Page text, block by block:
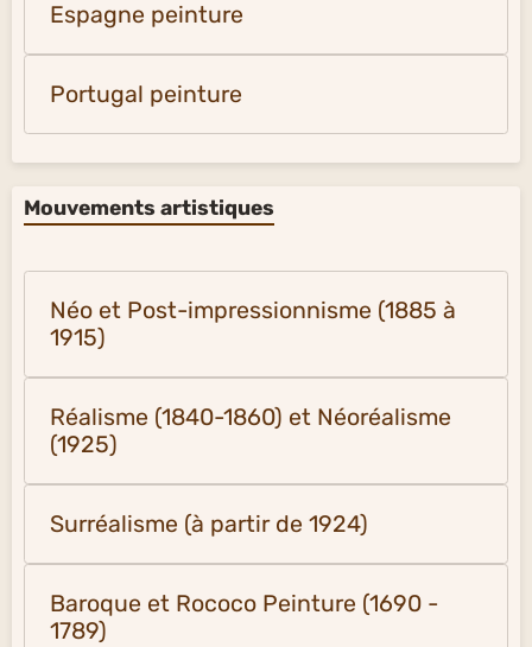
Espagne peinture
Portugal peinture
Mouvements artistiques
Néo et Post-impressionnisme (1885 à
1915)
Réalisme (1840-1860) et Néoréalisme
(1925)
Surréalisme (à partir de 1924)
Baroque et Rococo Peinture (1690 -
1789)